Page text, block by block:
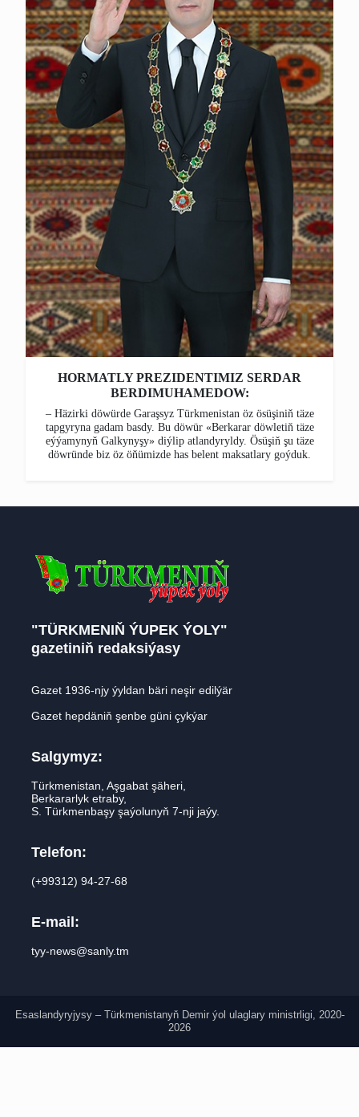
HORMATLY PREZIDENTIMIZ SERDAR
BERDIMUHAMEDOW:
– Häzirki döwürde Garaşsyz Türkmenistan öz ösüşiniň täze
tapgyryna gadam basdy. Bu döwür «Berkarar döwletiň täze
eýýamynyň Galkynyşy» diýlip atlandyryldy. Ösüşiň şu täze
döwründe biz öz öňümizde has belent maksatlary goýduk.
"TÜRKMENIŇ ÝUPEK ÝOLY"
gazetiniň redaksiýasy
Gazet 1936-njy ýyldan bäri neşir edilýär
Gazet hepdäniň şenbe güni çykýar
Salgymyz:
Türkmenistan, Aşgabat şäheri,
Berkararlyk etraby,
S. Türkmenbaşy şaýolunyň 7-nji jaýy.
Telefon:
(+99312) 94-27-68
E-mail:
tyy-news@sanly.tm
Esaslandyryjysy – Türkmenistanyň Demir ýol ulaglary ministrligi, 2020-
2026